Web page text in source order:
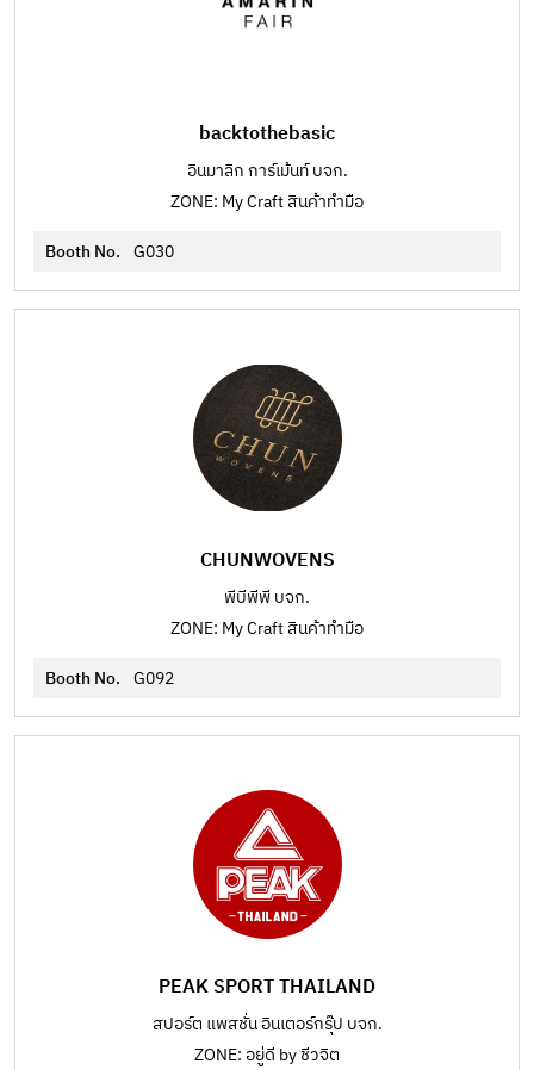
backtothebasic
อินมาลิก การ์เม้นท์ บจก.
ZONE: My Craft สินค้าทำมือ
Booth No. G030
CHUNWOVENS
พีบีพีพี บจก.
ZONE: My Craft สินค้าทำมือ
Booth No. G092
PEAK SPORT THAILAND
สปอร์ต แพสชั่น อินเตอร์กรุ๊ป บจก.
ZONE: อยู่ดี by ชีวจิต